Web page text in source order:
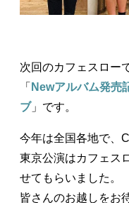
次回のカフェスロー
「 Newアルバム発売
ブ」です。
今年は全国各地で、
東京公演はカフェス
せてもらいました。
皆さんのお越しをお